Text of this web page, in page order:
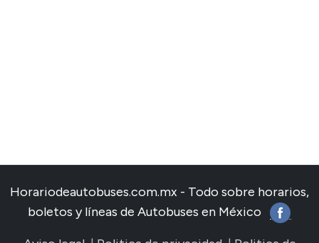
Horariodeautobuses.com.mx - Todo sobre horarios,
boletos y líneas de Autobuses en México